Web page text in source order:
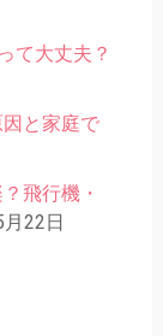
て大丈夫？
と家庭で
飛行機・
22日